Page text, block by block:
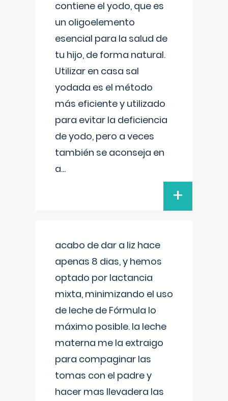
contiene el yodo, que es
un oligoelemento
esencial para la salud de
tu hijo, de forma natural.
Utilizar en casa sal
yodada es el método
más eficiente y utilizado
para evitar la deficiencia
de yodo, pero a veces
también se aconseja en
a...
+
acabo de dar a liz hace
apenas 8 dias, y hemos
optado por lactancia
mixta, minimizando el uso
de leche de Fórmula lo
máximo posible. la leche
materna me la extraigo
para compaginar las
tomas con el padre y
hacer mas llevadera las